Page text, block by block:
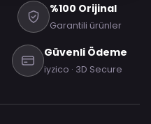
%100 Orijinal
Garantili ürünler
Güvenli Ödeme
iyzico · 3D Secure